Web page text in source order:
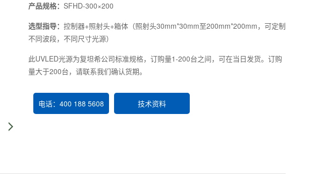
产品规格： SFHD-300×200
选型指导： 控制器+照射头+箱体（照射头30mm*30mm至200mm*200mm，可定制
不同波段，不同尺寸光源）
此UVLED光源为复坦希公司标准规格，订购量1-200台之间，可在当日发货。订购
量大于200台，请联系我们确认货期。
电话：400 188 5608 技术资料